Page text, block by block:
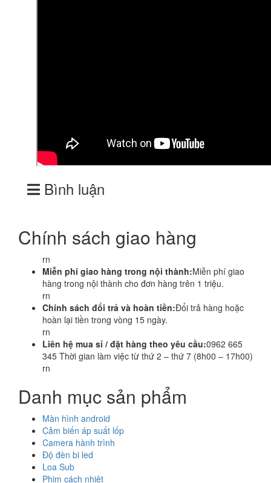
Bình luận
Chính sách giao hàng
rn
Miễn phí giao hàng trong nội thành:Miễn phí giao
hàng trong nội thành cho đơn hàng trên 1 triệu.
rn
Chính sách đổi trả và hoàn tiền:Đổi trả hàng hoặc
hoàn lại tiền trong vòng 15 ngày.
rn
Liên hệ mua sỉ / đặt hàng theo yêu cầu:0962 665
345 Thời gian làm việc từ thứ 2 – thứ 7 (8h00 – 17h00)
rn
Danh mục sản phẩm
Màn hình android
Cảm biến áp suất lốp
Camera hành trình
Độ đèn bi led
Loa Sub
Phim cách nhiệt